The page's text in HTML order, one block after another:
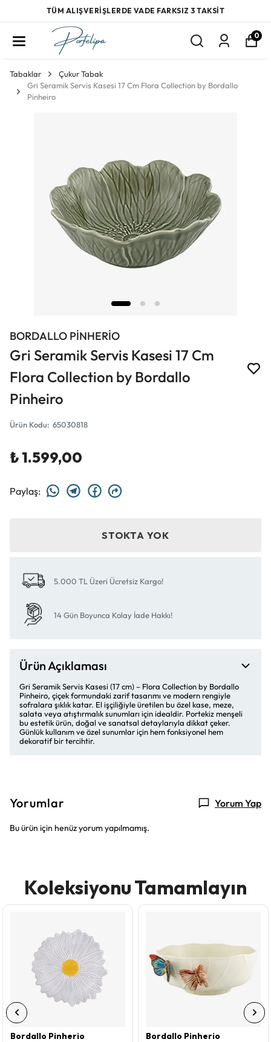
TÜM ALIŞVERİŞLERDE VADE FARKSIZ 3 TAKSİT
0
Tabaklar
Çukur Tabak
Gri Seramik Servis Kasesi 17 Cm Flora Collection by Bordallo
Pinheiro
BORDALLO PİNHERİO
Gri Seramik Servis Kasesi 17 Cm
Flora Collection by Bordallo
Pinheiro
Ürün Kodu: 65030818
₺ 1.599,00
Paylaş:
STOKTA YOK
5.000 TL Üzeri Ücretsiz Kargo!
14 Gün Boyunca Kolay İade Hakkı!
Ürün Açıklaması
Gri Seramik Servis Kasesi (17 cm) – Flora Collection by Bordallo
Pinheiro, çiçek formundaki zarif tasarımı ve modern rengiyle
sofralara şıklık katar. El işçiliğiyle üretilen bu özel kase, meze,
salata veya atıştırmalık sunumları için idealdir. Portekiz menşeli
bu estetik ürün, doğal ve sanatsal detaylarıyla dikkat çeker.
Günlük kullanım ve özel sunumlar için hem fonksiyonel hem
dekoratif bir tercihtir.
Yorumlar Yorum Yap
Bu ürün için henüz yorum yapılmamış.
Koleksiyonu Tamamlayın
Bordallo Pinherio Bordallo Pinherio